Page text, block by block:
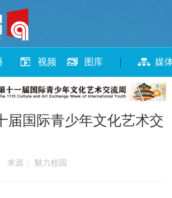
视频 图库 媒
届国际青少年文化艺术交
来源： 魅力校园